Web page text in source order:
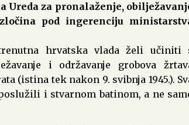
za pronalaženje,
pod ingerenciju
hrvatska vlada želi učiniti
i održavanje grobova
(istina tek nakon 9. svibnja 1945.).
i stvarnom batinom, a ne